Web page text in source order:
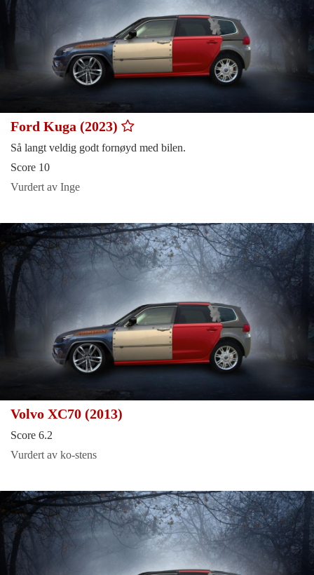
Ford Kuga (2023)
Så langt veldig godt fornøyd med bilen.
Score 10
Vurdert av Inge
Volvo XC70 (2013)
Score 6.2
Vurdert av ko-stens